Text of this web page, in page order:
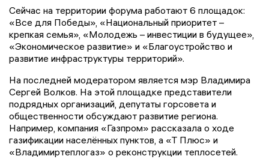
Сейчас на территории форума работают 6 площадок:
«Все для Победы», «Национальный приоритет –
крепкая семья», «Молодежь – инвестиции в будущее»,
«Экономическое развитие» и «Благоустройство и
развитие инфраструктуры территорий».
На последней модератором является мэр Владимира
Сергей Волков. На этой площадке представители
подрядных организаций, депутаты горсовета и
общественности обсуждают развитие региона.
Например, компания «Газпром» рассказала о ходе
газификации населённых пунктов, а «Т Плюс» и
«Владимиртеплогаз» о реконструкции теплосетей.